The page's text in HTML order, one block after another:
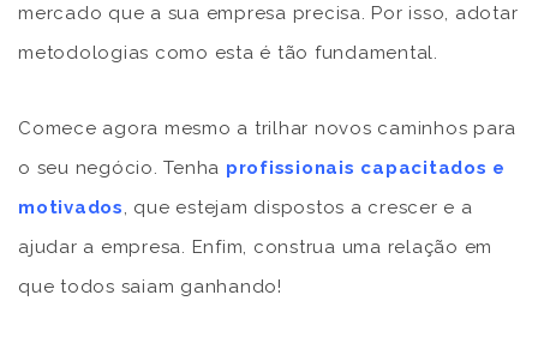
mercado que a sua empresa precisa. Por isso, adotar
metodologias como esta é tão fundamental.
Comece agora mesmo a trilhar novos caminhos para
o seu negócio. Tenha profissionais capacitados e
motivados , que estejam dispostos a crescer e a
ajudar a empresa. Enfim, construa uma relação em
que todos saiam ganhando!